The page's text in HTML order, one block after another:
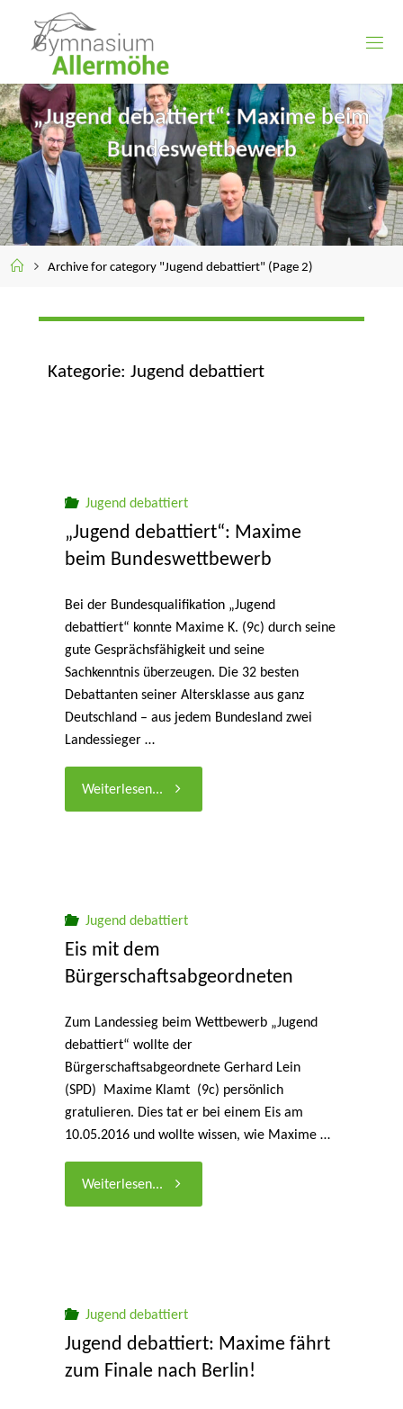
content
„Jugend debattiert“: Maxime beim
Bundeswettbewerb
HomeArchive for category "Jugend debattiert" (Page 2)
Kategorie: Jugend debattiert
Jugend debattiert
„Jugend debattiert“: Maxime
beim Bundeswettbewerb
Bei der Bundesqualifikation „Jugend
debattiert“ konnte Maxime K. (9c) durch seine
gute Gesprächsfähigkeit und seine
Sachkenntnis überzeugen. Die 32 besten
Debattanten seiner Altersklasse aus ganz
Deutschland – aus jedem Bundesland zwei
Landessieger …
Weiterlesen... "„Jugend
beim
Jugend debattiert
Eis mit dem
Bürgerschaftsabgeordneten
Zum Landessieg beim Wettbewerb „Jugend
debattiert“ wollte der
Bürgerschaftsabgeordnete Gerhard Lein
(SPD) Maxime Klamt (9c) persönlich
gratulieren. Dies tat er bei einem Eis am
10.05.2016 und wollte wissen, wie Maxime …
Weiterlesen... "Eis
Bürgerschaftsabgeordneten"
Jugend debattiert
Jugend debattiert: Maxime fährt
zum Finale nach Berlin!